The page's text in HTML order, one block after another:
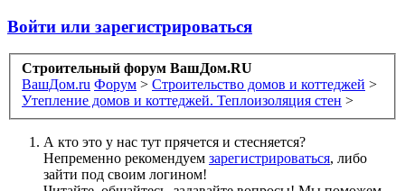
Войти или зарегистрироваться
Строительный форум ВашДом.RU
ВашДом.ru Форум > Строительство домов и коттеджей >
Утепление домов и коттеджей. Теплоизоляция стен >
А кто это у нас тут прячется и стесняется?
Непременно рекомендуем зарегистрироваться, либо
зайти под своим логином!